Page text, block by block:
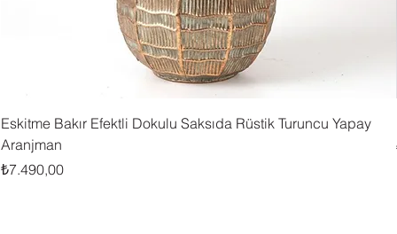
Eskitme Bakır Efektli Dokulu Saksıda Rüstik Turuncu Yapay
Aranjman
Fiyat
₺7.490,00